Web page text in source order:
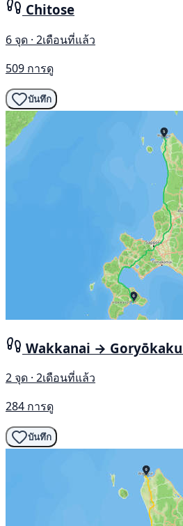
Chitose
6 จุด · 2เดือนที่แล้ว
509 การดู
บันทึก
Wakkanai →
2 จุด · 2เดือนที่แล้ว
284 การดู
บันทึก